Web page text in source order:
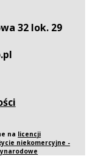
32 lok. 29
na licencji
niekomercyjne -